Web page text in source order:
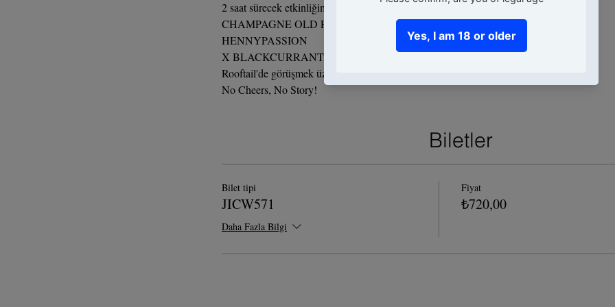
2 saat sürecek etkinliğimizde birlikte 3 kokteyl hazırlayacağız :
CHAMPAGNE OLD FASHIONED
HENNYPASSION
X BLACKCURRANT
Rooftail'de görüşmek üzere 🥂
No Cheers, No Story!
Biletler
Bilet tipi
JICW571
Daha Fazla Bilgi
Fiyat
₺720,00